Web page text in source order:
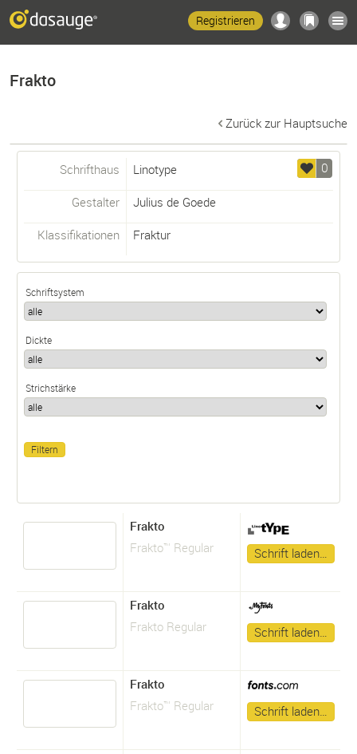
Registrieren
Frakto
Zurück zur Hauptsuche
0
Schrifthaus Linotype
Gestalter Julius de Goede
Klassifikationen Fraktur
Schriftsystem
Dickte
Strichstärke
Frakto
Frakto™ Regular
Schrift laden…
Frakto
Frakto Regular
Schrift laden…
Frakto
Frakto™ Regular
Schrift laden…